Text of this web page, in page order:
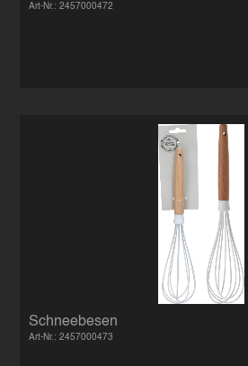
Art-Nr.: 2457000472
Schneebesen
Art-Nr.: 2457000473